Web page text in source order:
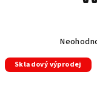
Průměrné
produktu
Skladový výprodej